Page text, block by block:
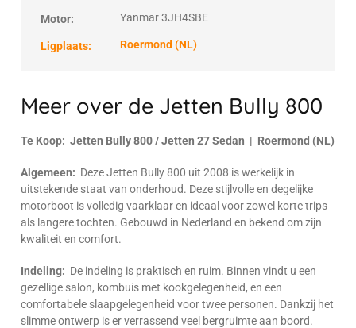
Motor: Yanmar 3JH4SBE
Ligplaats: Roermond (NL)
Meer over de Jetten Bully 800
Te Koop: Jetten Bully 800 / Jetten 27 Sedan | Roermond (NL)
Algemeen: Deze Jetten Bully 800 uit 2008 is werkelijk in
uitstekende staat van onderhoud. Deze stijlvolle en degelijke
motorboot is volledig vaarklaar en ideaal voor zowel korte trips
als langere tochten. Gebouwd in Nederland en bekend om zijn
kwaliteit en comfort.
Indeling: De indeling is praktisch en ruim. Binnen vindt u een
gezellige salon, kombuis met kookgelegenheid, en een
comfortabele slaapgelegenheid voor twee personen. Dankzij het
slimme ontwerp is er verrassend veel bergruimte aan boord.